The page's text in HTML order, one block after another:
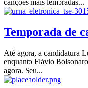
canções mais lembradas...
Temporada de
Até agora, a candidatura
enquanto Flávio
agora. Seu...